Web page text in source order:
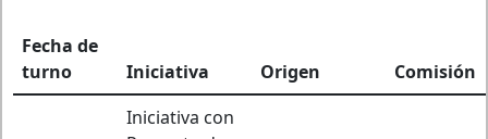
Fecha de
turno
Iniciativa Origen Comisión
Iniciativa con